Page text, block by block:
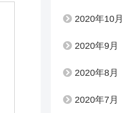
2020年10月
2020年9月
2020年8月
2020年7月